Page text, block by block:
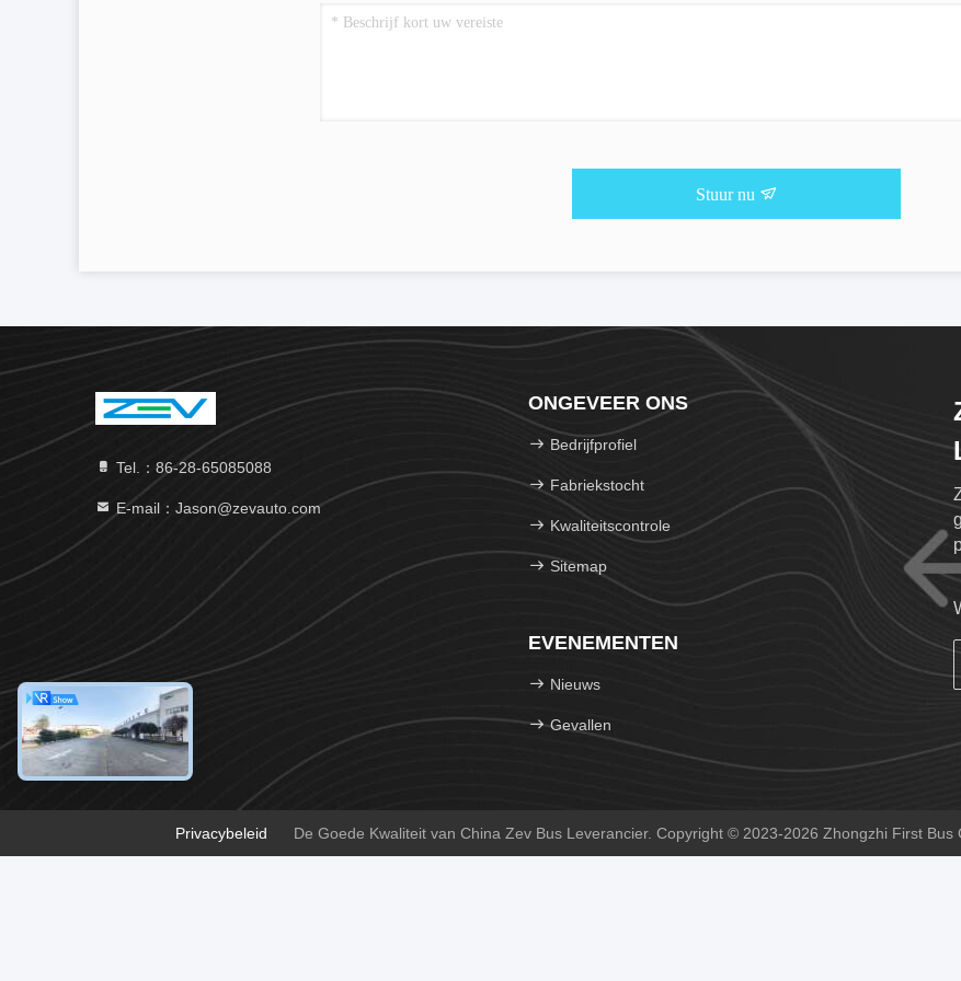
Stuur nu
Tel.：86-28-65085088
E-mail：Jason@zevauto.com
ONGEVEER ONS
Bedrijfprofiel
Fabriekstocht
Kwaliteitscontrole
Sitemap
EVENEMENTEN
Nieuws
Gevallen
Privacybeleid De Goede Kwaliteit van China Zev Bus Leverancier. Copyright © 2023-2026 Zhongzhi First Bus